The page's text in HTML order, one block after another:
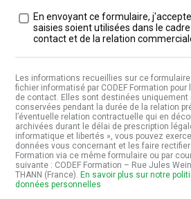
Traitement des données *
En envoyant ce formulaire,
saisies soient utilisées dans le
contact et de la relation
Les informations recueillies sur ce
fichier informatisé par CODEF Formation
de contact. Elles sont destinées uniquement
conservées pendant la durée de la relation
l’éventuelle relation contractuelle qui en
archivées durant le délai de prescription
informatique et libertés », vous pouvez
données vous concernant et les faire
Formation via ce même formulaire ou par
suivante : CODEF Formation – Rue Jules
THANN (France). En savoir plus sur notre
données personnelles